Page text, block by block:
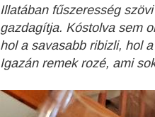
Illatában fűszeresség
gazdagítja. Kóstolva sem
hol a savasabb ribizli, hol
Igazán remek rozé, ami